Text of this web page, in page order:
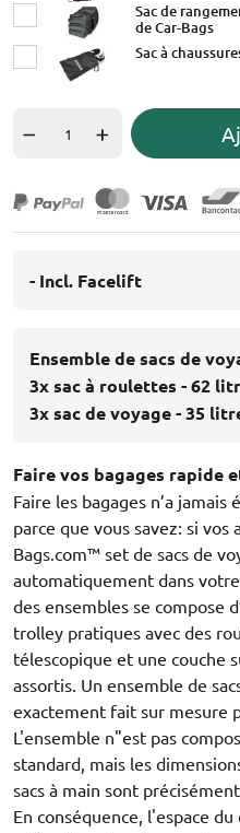
Sac de
de Car-Bags
Sac à
- Incl. Facelift
Ensemble de sacs de
3x sac à roulettes - 62
3x sac de voyage - 35
Faire vos bagages rapide
Faire les bagages n’a
parce que vous savez: si vos
Bags.com™ set de sacs de
automatiquement dans
des ensembles se compose
trolley pratiques avec des
télescopique et une couche
assortis. Un ensemble de
exactement fait sur mesure
L'ensemble n"est pas
standard, mais les
sacs à main sont
En conséquence, l'espace